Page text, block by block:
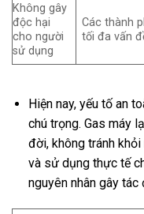
Không gây
độc hại
cho người
sử dụng
Các thành
tối đa vấn
Hiện nay, yếu tố an
chú trọng. Gas máy
đời, không tránh khỏi
và sử dụng thực tế
nguyên nhân gây